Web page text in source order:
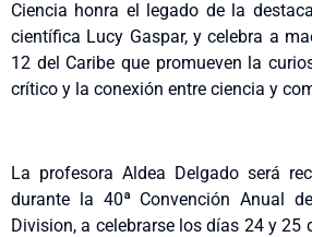
Ciencia honra el legado de la
científica Lucy Gaspar, y celebra a
12 del Caribe que promueven la
crítico y la conexión entre ciencia y
La profesora Aldea Delgado será
durante la 40ª Convención Anual
Division, a celebrarse los días 24 y 25